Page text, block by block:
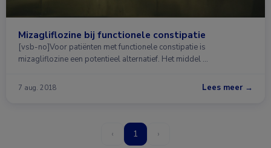
Mizagliflozine bij functionele constipatie
[vsb-no]Voor patiënten met functionele constipatie is
mizagliflozine een potentieel alternatief. Het middel …
7 aug. 2018 Lees meer →
‹ 1 ›